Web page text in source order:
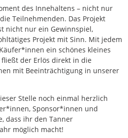
des Innehaltens – nicht nur
Teilnehmenden. Das Projekt
nicht nur ein Gewinnspiel,
Projekt mit Sinn. Mit jedem
ein schönes kleines
der Erlös direkt in die
mit Beeinträchtigung in unserer
Stelle noch einmal herzlich
Sponsor*innen und
dass ihr den Tanner
möglich macht!